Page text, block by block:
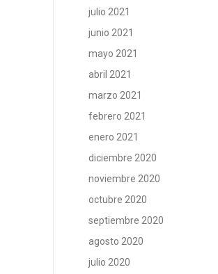
julio 2021
junio 2021
mayo 2021
abril 2021
marzo 2021
febrero 2021
enero 2021
diciembre 2020
noviembre 2020
octubre 2020
septiembre 2020
agosto 2020
julio 2020